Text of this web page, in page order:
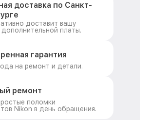
доставка по Санкт-
доставит вашу
дополнительной платы.
гарантия
на ремонт и детали.
ремонт
поломки
Nikon в день обращения.